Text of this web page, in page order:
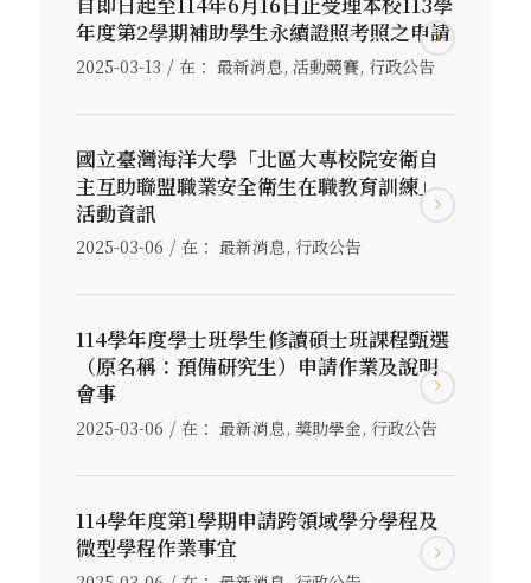
年度第2學期補助學生永續證照考照之申請
2025-03-13 / 在： 最新消息, 活動競賽, 行政公告
國立臺灣海洋大學「北區大專校院安衛自
主互助聯盟職業安全衛生在職教育訓練」
活動資訊
2025-03-06 / 在： 最新消息, 行政公告
114學年度學士班學生修讀碩士班課程甄選
（原名稱：預備研究生）申請作業及說明
會事
2025-03-06 / 在： 最新消息, 獎助學金, 行政公告
114學年度第1學期申請跨領域學分學程及
微型學程作業事宜